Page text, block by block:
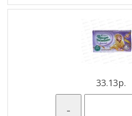
33.13р.
-